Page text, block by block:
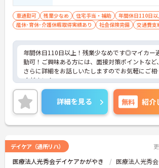
車通勤可 残業少なめ 住宅手当・補助 年間休日110日
産休･育休･介護休暇取得実績あり
社会保険完備 交通費支
年間休日110日以上！残業少なめです◎マイカー
勤可！ご興味ある方には、面接対策ポイントなど、
さらに詳細をお話しいたしますのでお気軽にご相
ください！
詳細を見る 無料 紹介
デイケア（通所リハ）
医療法人光秀会デイケアかがやき 医療法人光秀会